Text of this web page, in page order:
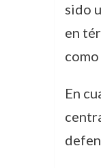
sido
en
En